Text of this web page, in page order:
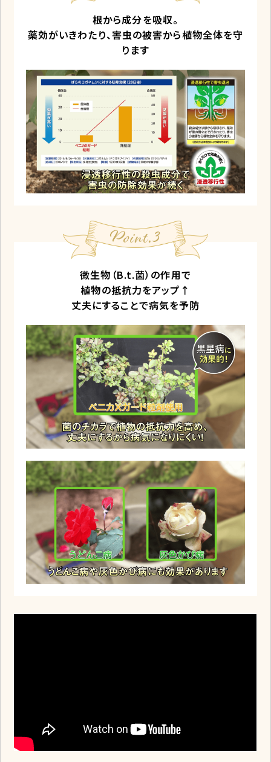
根から成分を吸収。
薬効がいきわたり、害虫の被害から植物全体を守
ります
微生物（B.t.菌）の作用で
植物の抵抗力をアップ↑
丈夫にすることで病気を予防